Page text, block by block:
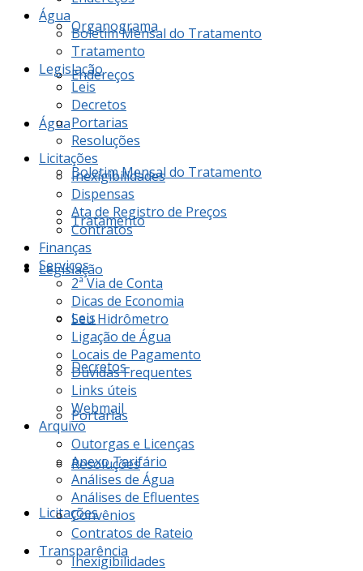
Organograma
Endereços
Água
Boletim Mensal do Tratamento
Tratamento
Legislação
Leis
Decretos
Portarias
Resoluções
Licitações
Inexigibilidades
Água
Boletim Mensal do Tratamento
Tratamento
Legislação
Leis
Decretos
Portarias
Resoluções
Licitações
Inexigibilidades
Dispensas
Ata de Registro de Preços
Contratos
Finanças
Serviços
2ª Via de Conta
Dicas de Economia
Seu Hidrômetro
Ligação de Água
Locais de Pagamento
Dúvidas Frequentes
Links úteis
Webmail
Arquivo
Outorgas e Licenças
Anexo Tarifário
Análises de Água
Análises de Efluentes
Convênios
Contratos de Rateio
Transparência